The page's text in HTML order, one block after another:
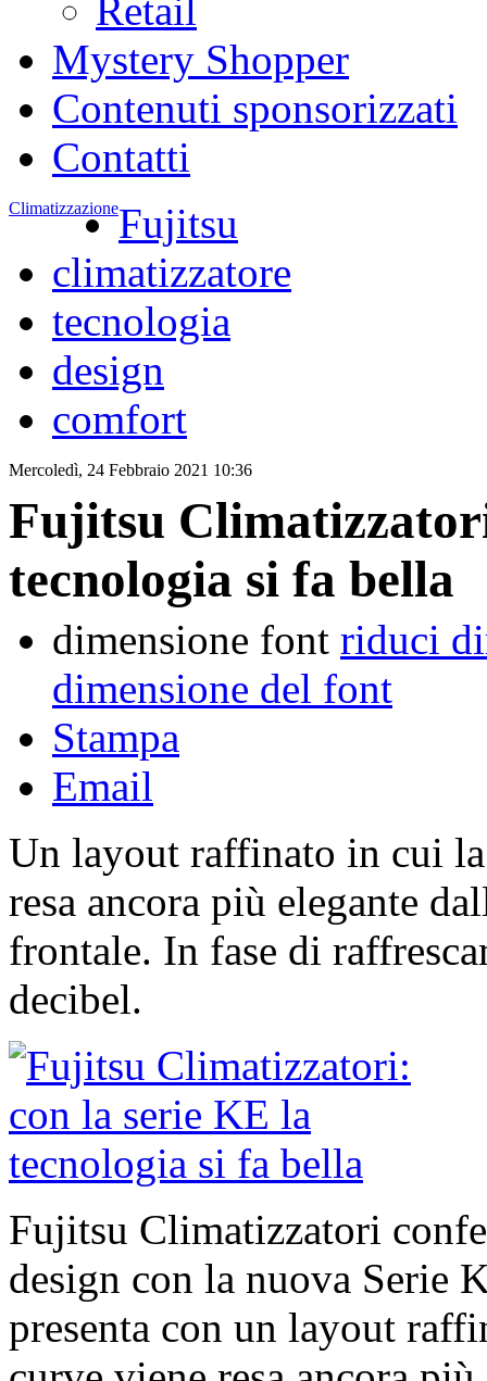
Retail
Mystery Shopper
Contenuti sponsorizzati
Contatti
ClimatizzazioneFujitsu
climatizzatore
tecnologia
design
comfort
Mercoledì, 24 Febbraio 2021 10:36
Fujitsu
tecnologia si fa bella
dimensione font riduci
dimensione del font
Stampa
Email
Un layout raffinato in cui
resa ancora più elegante
frontale. In fase di
decibel.
Fujitsu Climatizzatori
design con la nuova Serie
presenta con un layout